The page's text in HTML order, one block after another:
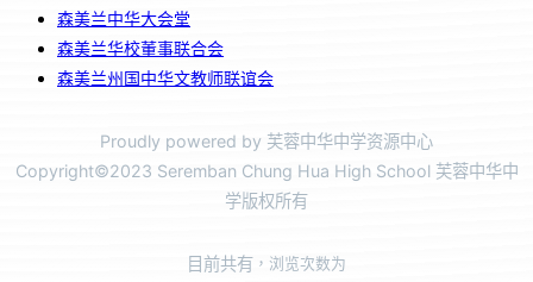
森美兰中华大会堂
森美兰华校董事联合会
森美兰州国中华文教师联谊会
Proudly powered by 芙蓉中华中学资源中心
Copyright©2023 Seremban Chung Hua High School 芙蓉中华中
学版权所有
目前共有 ，浏览次数为